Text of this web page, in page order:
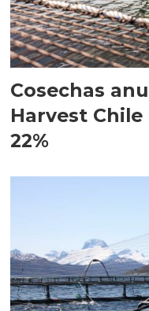
Cosechas
Harvest
22%